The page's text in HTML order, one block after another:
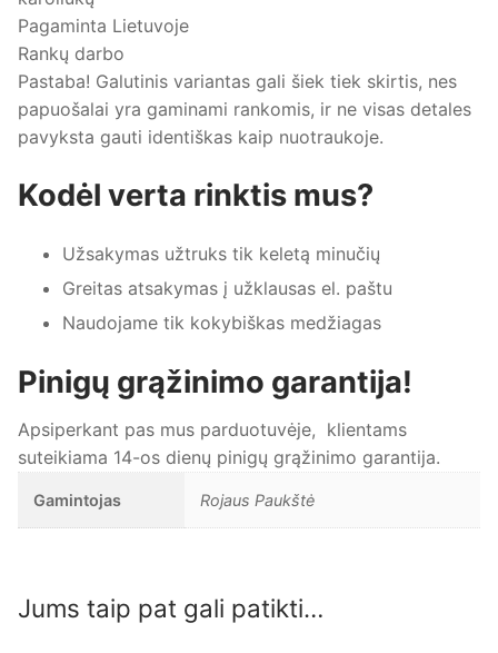
Pagaminta Lietuvoje
Rankų darbo
Pastaba! Galutinis variantas gali šiek tiek skirtis, nes
papuošalai yra gaminami rankomis, ir ne visas detales
pavyksta gauti identiškas kaip nuotraukoje.
Kodėl verta rinktis mus?
Užsakymas užtruks tik keletą minučių
Greitas atsakymas į užklausas el. paštu
Naudojame tik kokybiškas medžiagas
Pinigų grąžinimo garantija!
Apsiperkant pas mus parduotuvėje, klientams
suteikiama 14-os dienų pinigų grąžinimo garantija.
Gamintojas Rojaus Paukštė
Jums taip pat gali patikti…